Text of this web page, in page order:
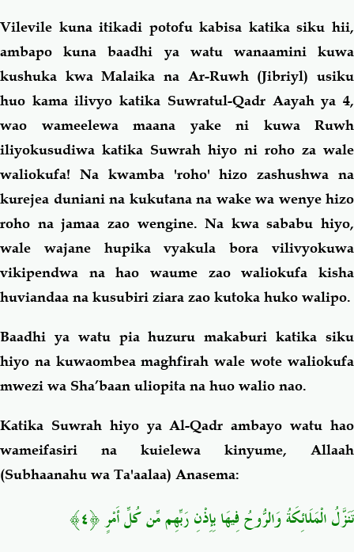
Vilevile kuna itikadi potofu kabisa katika siku hii,
ambapo kuna baadhi ya watu wanaamini kuwa
kushuka kwa Malaika na Ar-Ruwh (Jibriyl) usiku
huo kama ilivyo katika Suwratul-Qadr Aayah ya 4,
wao wameelewa maana yake ni kuwa Ruwh
iliyokusudiwa katika Suwrah hiyo ni roho za wale
waliokufa! Na kwamba 'roho' hizo zashushwa na
kurejea duniani na kukutana na wake wa wenye hizo
roho na jamaa zao wengine. Na kwa sababu hiyo,
wale wajane hupika vyakula bora vilivyokuwa
vikipendwa na hao waume zao waliokufa kisha
huviandaa na kusubiri ziara zao kutoka huko walipo.
Baadhi ya watu pia huzuru makaburi katika siku
hiyo na kuwaombea maghfirah wale wote waliokufa
mwezi wa Sha’baan uliopita na huo walio nao.
Katika Suwrah hiyo ya Al-Qadr ambayo watu hao
wameifasiri na kuielewa kinyume, Allaah
(Subhaanahu wa Ta'aalaa) Anasema:
تَنَزَّلُ الْمَلَائِكَةُ وَالرُّوحُ فِيهَا بِإِذْنِ رَبِّهِم مِّن كُلِّ أَمْرٍ ﴿٤﴾